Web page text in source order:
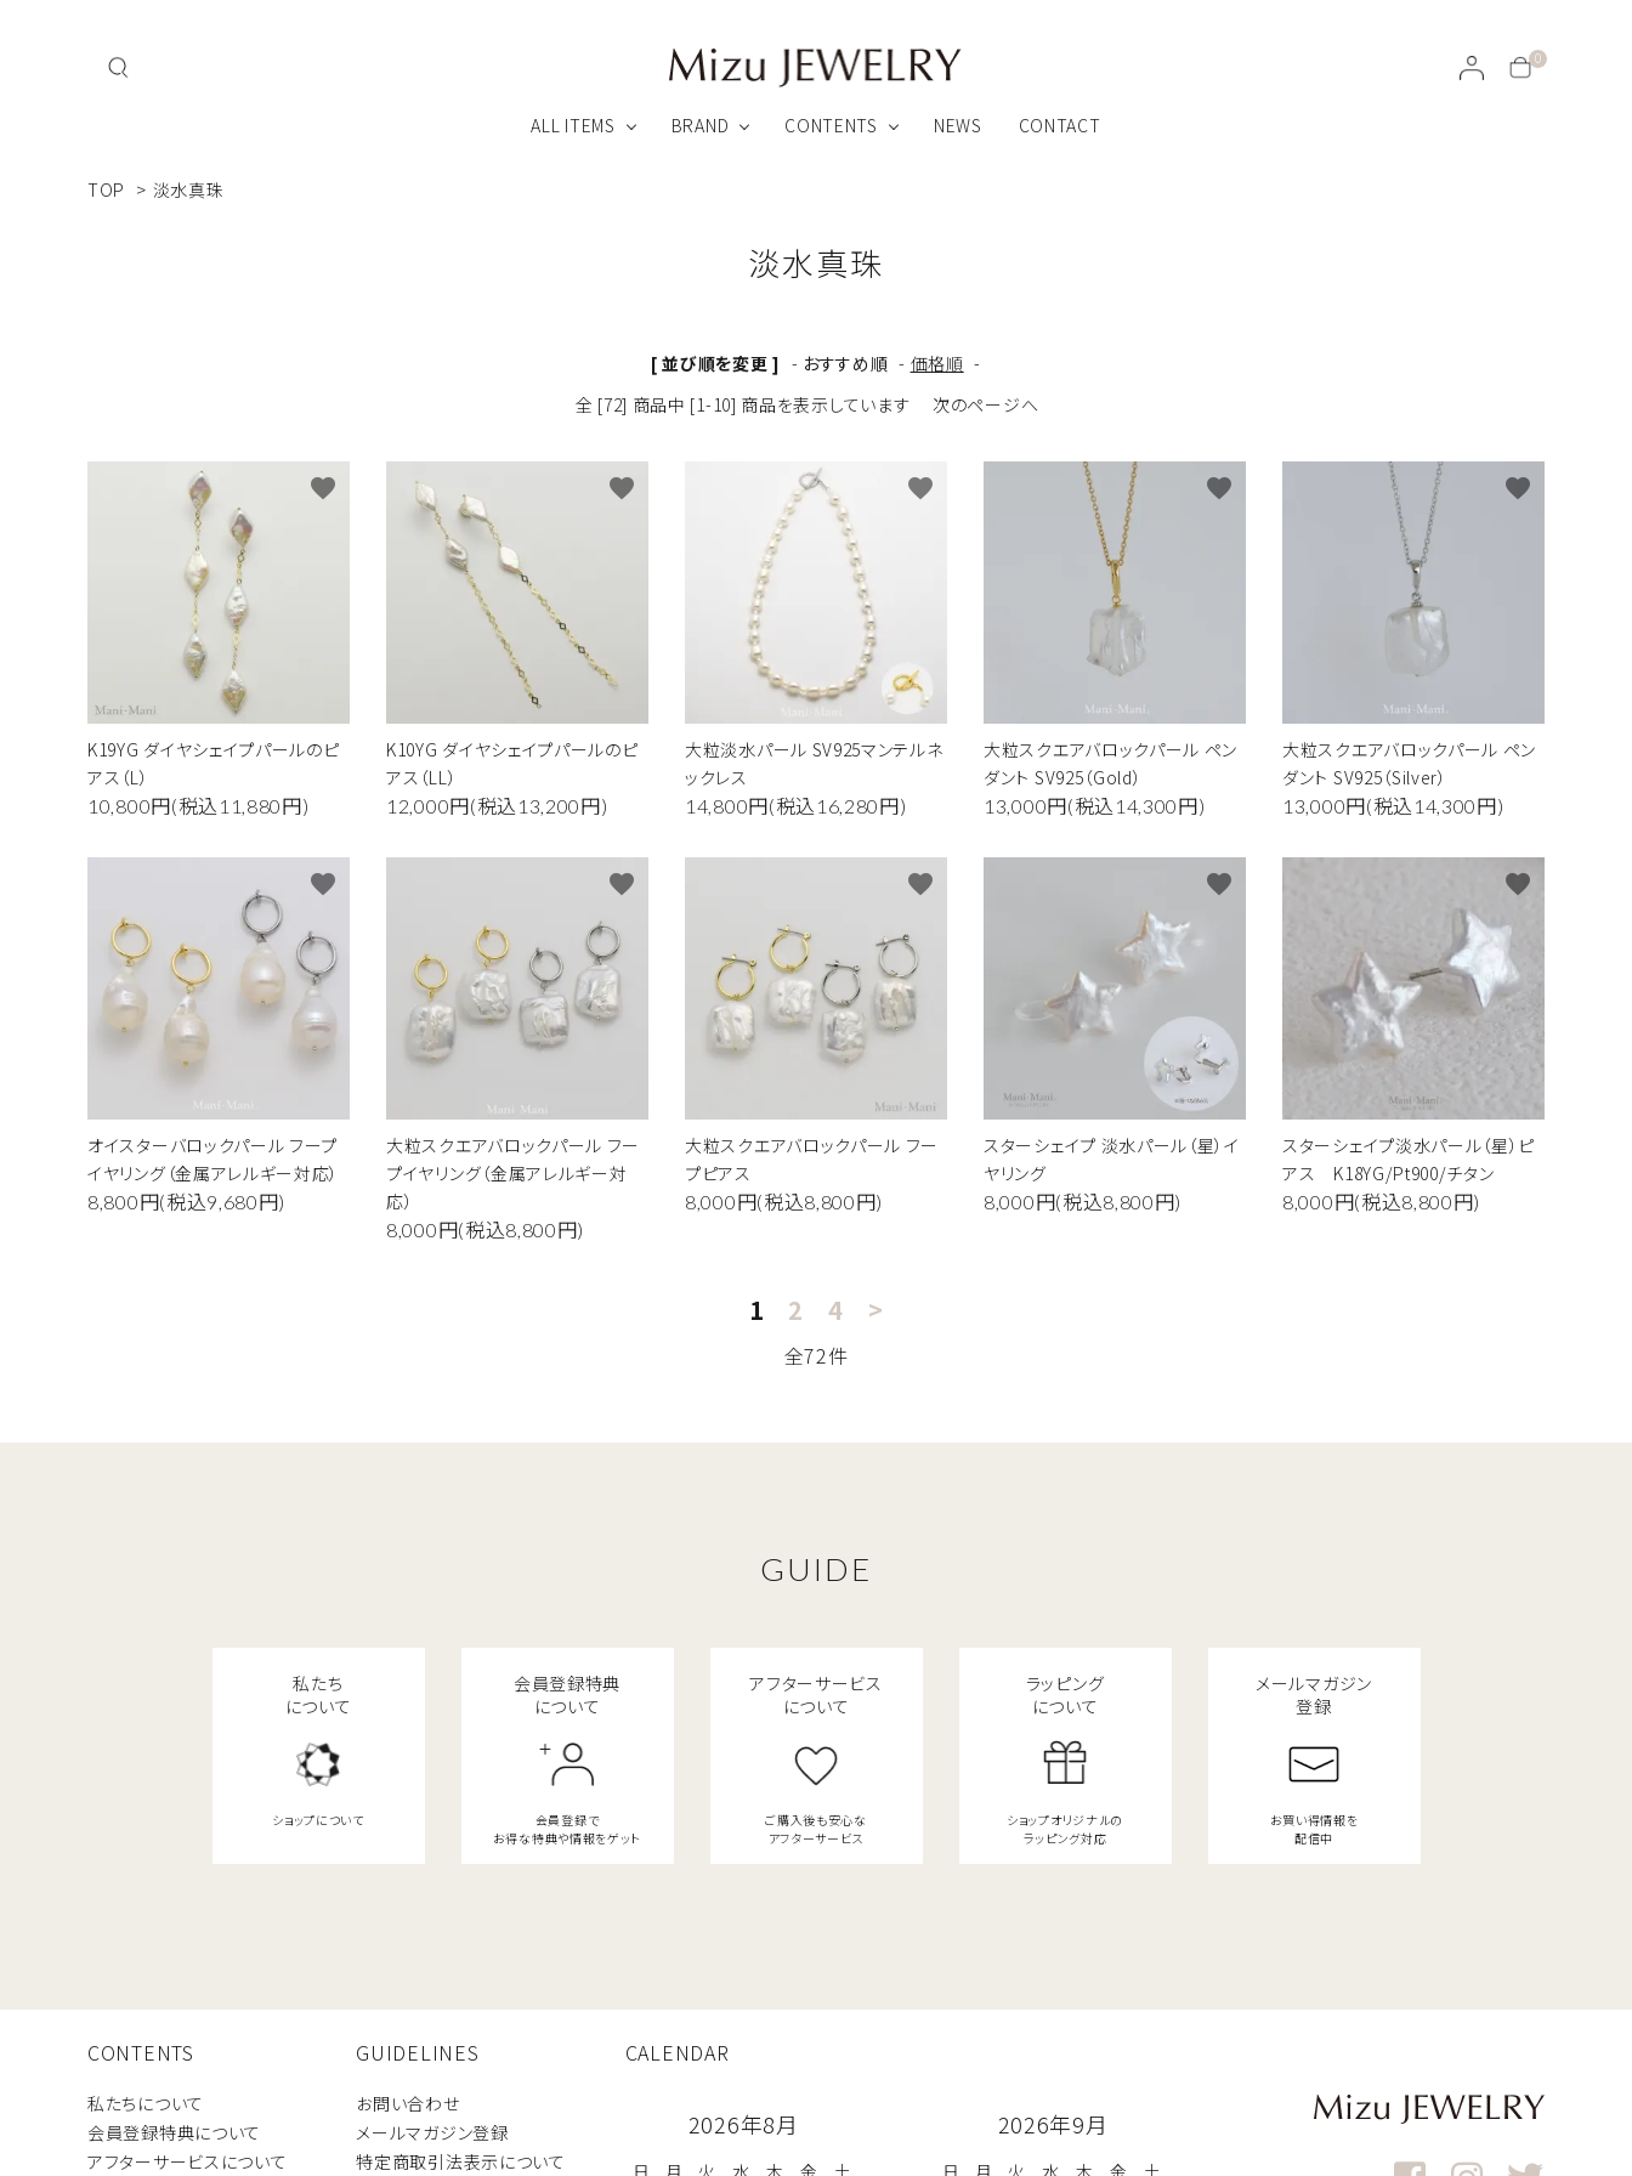
0
ALL ITEMS
ジュエリーケース・ケア ビューティー その他のアイテム
金属アレルギー対応 あこや真珠
ダイヤモンド カラーストーン 地金チェーン他 その他の素材
BRAND
MAIARHEA Link ∞ Jewelry
CONTENTS NEWS CONTACT
TOP > 淡水真珠
淡水真珠
[ 並び順を変更 ] - おすすめ順 - 価格順 -
全 [72] 商品中 [1-10] 商品を表示しています
次のページへ
K19YG ダイヤシェイプパールのピ
アス（L）
10,800円(税込11,880円)
favorite
K10YG ダイヤシェイプパールのピ
アス（LL）
12,000円(税込13,200円)
favorite
大粒淡水パール SV925マンテルネ
ックレス
14,800円(税込16,280円)
favorite
大粒スクエアバロックパール ペン
ダント SV925（Gold）
13,000円(税込14,300円)
favorite
大粒スクエアバロックパール ペン
ダント SV925（Silver）
13,000円(税込14,300円)
favorite
オイスターバロックパール フープ
イヤリング（金属アレルギー対応）
8,800円(税込9,680円)
favorite
大粒スクエアバロックパール フー
プイヤリング（金属アレルギー対
応）
8,000円(税込8,800円)
favorite
大粒スクエアバロックパール フー
プピアス
8,000円(税込8,800円)
favorite
スターシェイプ 淡水パール（星）イ
ヤリング
8,000円(税込8,800円)
favorite
スターシェイプ淡水パール（星）ピ
アス K18YG/Pt900/チタン
8,000円(税込8,800円)
favorite
1 2 4 >
全72件
キーワード
close
GUIDE
私たち
について
ショップについて
会員登録特典
について
会員登録で
お得な特典や情報をゲット
アフターサービス
について
ご購入後も安心な
アフターサービス
ラッピング
について
ショップオリジナルの
ラッピング対応
メールマガジン
登録
お買い得情報を
配信中
CONTENTS
私たちについて
会員登録特典について
アフターサービスについて
GUIDELINES
お問い合わせ
メールマガジン登録
特定商取引法表示について
CALENDAR
2026年8月
日 月 火 水 木 金 土
2026年9月
日 月 火 水 木 金 土